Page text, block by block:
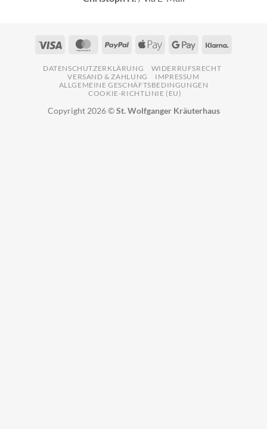
Visa MasterCardPayPal
Apple
Google
DATENSCHUTZERKLÄRUNG
WIDERRUFSRECHT
VERSAND & ZAHLUNG
IMPRESSUM
ALLGEMEINE GESCHÄFTSBEDINGUNGEN
COOKIE-RICHTLINIE (EU)
Copyright 2026 ©St. Wolfganger Kräuterhaus